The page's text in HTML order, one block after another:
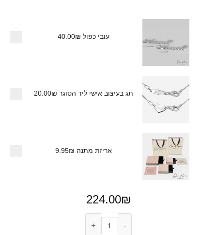
עובי כפול 40.00₪
תג בעיצוב אישי ליד הסוגר 20.00₪
אריזת מתנה 9.95₪
224.00₪
כמות של שרשרת חי לב